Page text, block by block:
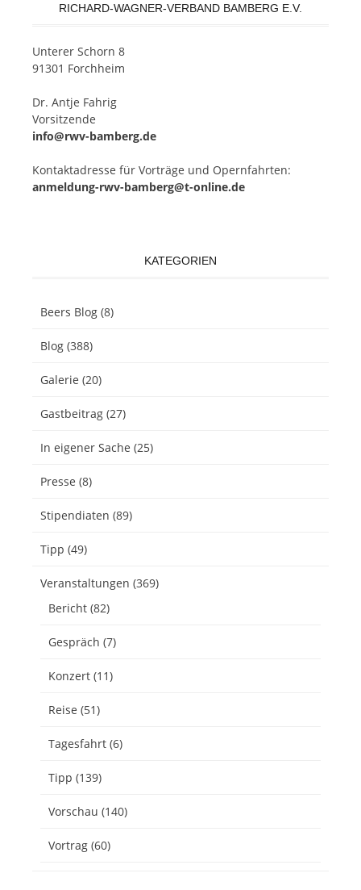
RICHARD-WAGNER-VERBAND BAMBERG E.V.
Un­te­rer Schorn 8
91301 Forchheim
Dr. Ant­je Fahrig
Vorsitzende
info@rwv-bamberg.de
Kon­takt­adres­se für Vor­trä­ge und Opern­fahr­ten:
anmeldung-rwv-bamberg@t-online.de
KATEGORIEN
Beers Blog (8)
Blog (388)
Galerie (20)
Gastbeitrag (27)
In eigener Sache (25)
Presse (8)
Stipendiaten (89)
Tipp (49)
Veranstaltungen (369)
Bericht (82)
Gespräch (7)
Konzert (11)
Reise (51)
Tagesfahrt (6)
Tipp (139)
Vorschau (140)
Vortrag (60)